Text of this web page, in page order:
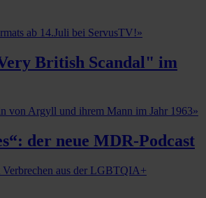
ab 14.Juli bei ServusTV!»
British Scandal" im
von Argyll und ihrem Mann im Jahr 1963»
der neue MDR-Podcast
Verbrechen aus der LGBTQIA+